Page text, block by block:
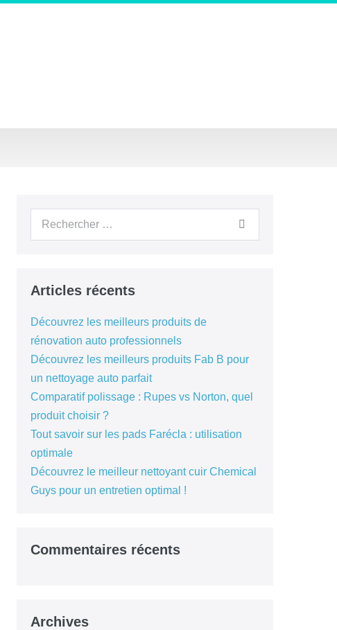
Recherche
Articles récents
Découvrez les meilleurs produits de
rénovation auto professionnels
Découvrez les meilleurs produits Fab B pour
un nettoyage auto parfait
Comparatif polissage : Rupes vs Norton, quel
produit choisir ?
Tout savoir sur les pads Farécla : utilisation
optimale
Découvrez le meilleur nettoyant cuir Chemical
Guys pour un entretien optimal !
Commentaires récents
Archives